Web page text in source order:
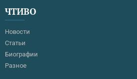
ЧТИВО
Новости
Статьи
Биографии
Разное